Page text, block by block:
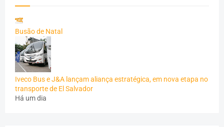
Busão de Natal
Iveco Bus e J&A lançam aliança estratégica, em nova etapa no
transporte de El Salvador
Há um dia